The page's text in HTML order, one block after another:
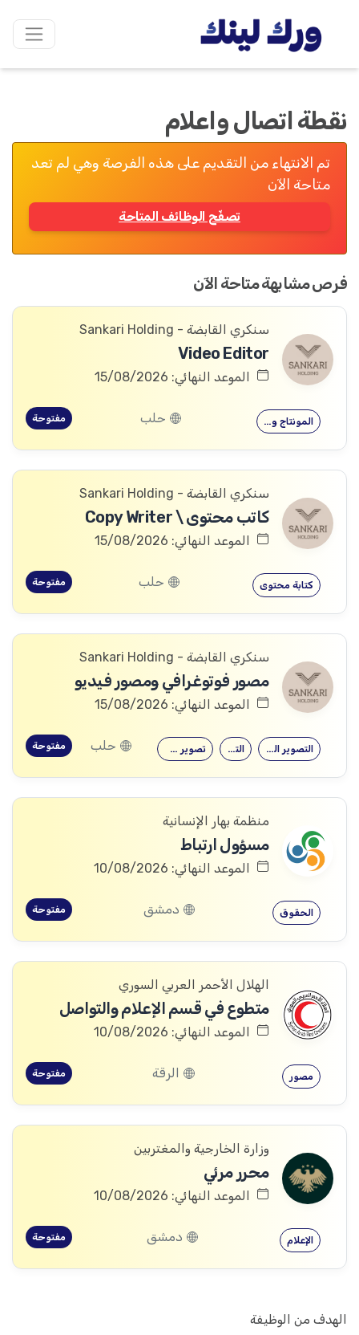
نقطة اتصال واعلام
تم الانتهاء من التقديم على هذه الفرصة وهي لم تعد
متاحة الآن
تصفّح الوظائف المتاحة
فرص مشابهة متاحة الآن
سنكري القابضة - Sankari Holding
Video Editor
الموعد النهائي: 15/08/2026
المونتاج و… حلب مفتوحة
سنكري القابضة - Sankari Holding
كاتب محتوى \ Copy Writer
الموعد النهائي: 15/08/2026
كتابة محتوى حلب مفتوحة
سنكري القابضة - Sankari Holding
مصور فوتوغرافي ومصور فيديو
الموعد النهائي: 15/08/2026
تصوير فوتوغرافي التصوير التصوير الفوتوغرافي حلب مفتوحة
منظمة بهار الإنسانية
مسؤول ارتباط
الموعد النهائي: 10/08/2026
الحقوق دمشق مفتوحة
الهلال الأحمر العربي السوري
متطوع في قسم الإعلام والتواصل
الموعد النهائي: 10/08/2026
مصور الرقة مفتوحة
وزارة الخارجية والمغتربين
محرر مرئي
الموعد النهائي: 10/08/2026
الإعلام دمشق مفتوحة
الهدف من الوظيفة